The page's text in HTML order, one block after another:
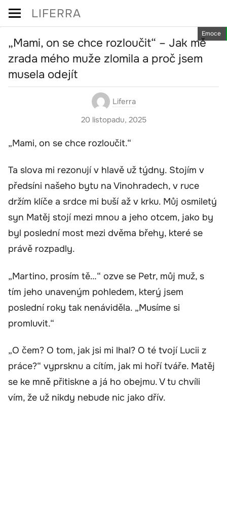
Skip
LIFERRA
Emoce
„Mami, on se chce rozloučit“ – Jak mě
zrada mého muže zlomila a proč jsem
musela odejít
Liferra
20 listopadu, 2025
„Mami, on se chce rozloučit.“
Ta slova mi rezonují v hlavě už týdny. Stojím v
předsíni našeho bytu na Vinohradech, v ruce
držím klíče a srdce mi buší až v krku. Můj osmiletý
syn Matěj stojí mezi mnou a jeho otcem, jako by
byl poslední most mezi dvěma břehy, které se
právě rozpadly.
„Martino, prosím tě…“ ozve se Petr, můj muž, s
tím jeho unaveným pohledem, který jsem
poslední roky tak nenáviděla. „Musíme si
promluvit.“
„O čem? O tom, jak jsi mi lhal? O té tvojí Lucii z
práce?“ vyprsknu a cítím, jak mi hoří tváře. Matěj
se ke mně přitiskne a já ho obejmu. V tu chvíli
vím, že už nikdy nebude nic jako dřív.